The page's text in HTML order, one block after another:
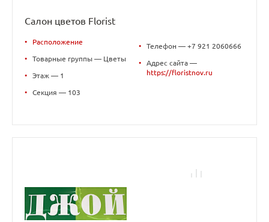
Салон цветов Florist
• Расположение
• Товарные группы — Цветы
• Этаж — 1
• Секция — 103
• Телефон — +7 921 2060666
•
Адрес сайта —
https://floristnov.ru